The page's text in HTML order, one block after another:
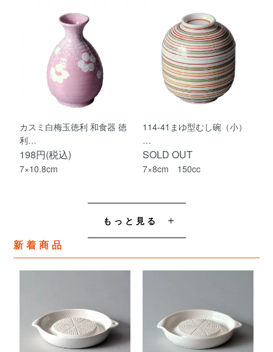
カスミ白梅玉徳利 和食器 徳
利…
198円(税込)
7×10.8cm
114-41まゆ型むし碗（小）
…
SOLD OUT
7×8cm 150cc
もっと見る
新着商品